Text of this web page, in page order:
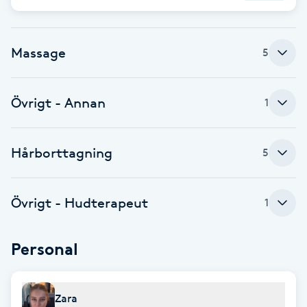
Babylights
Balayage
Bambumassage
Barnklippning
Blowout
Bottenfärg
Massage 5
Övrigt - Annan 1
Hårborttagning 5
Övrigt - Hudterapeut 1
Personal
Zara